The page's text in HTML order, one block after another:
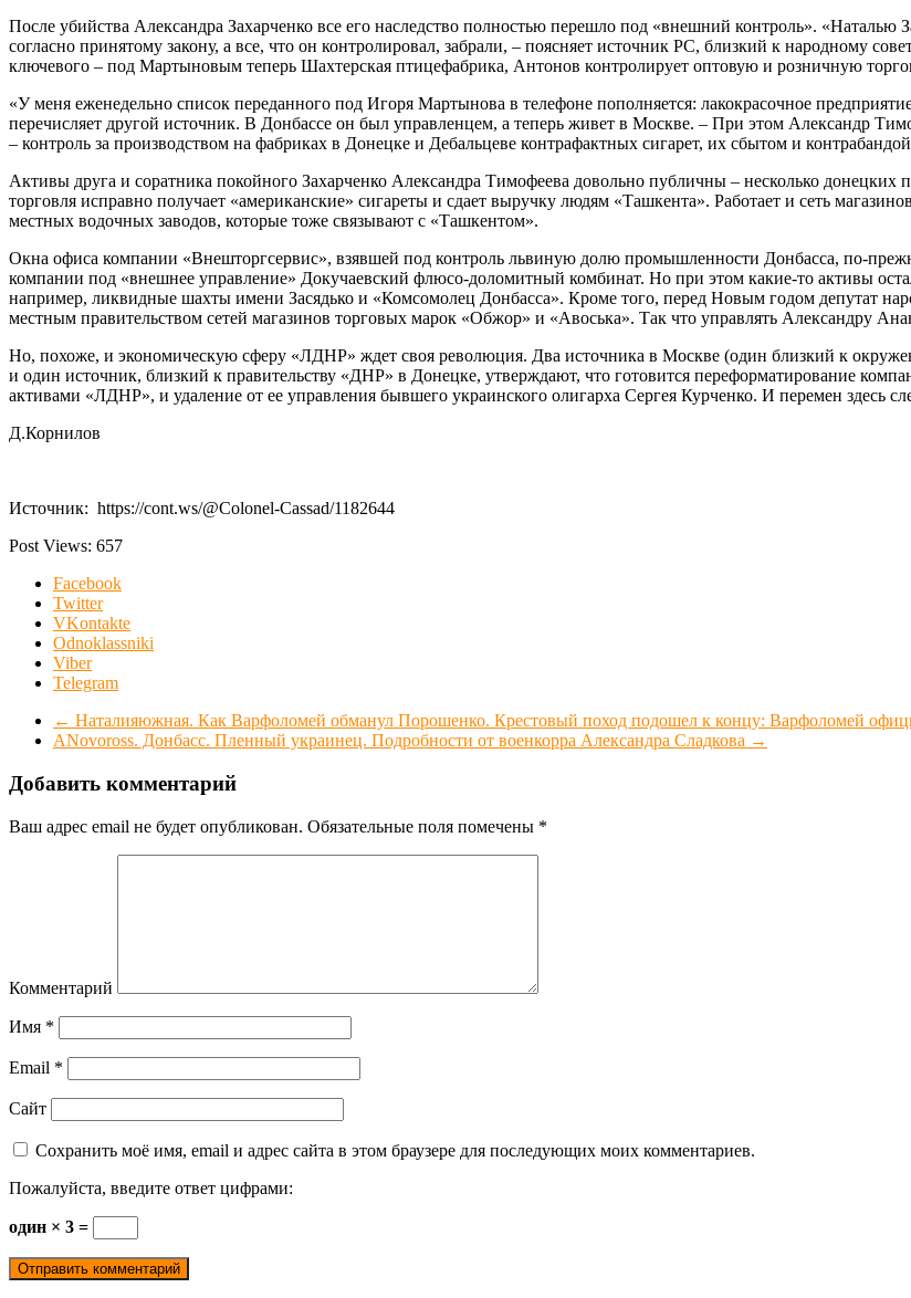
После убийства Александра Захарченко все его наследство полностью перешло под «внешний контроль». «Наталью
согласно принятому закону, а все, что он контролировал, забрали, – поясняет источник РС, близкий к народному
ключевого – под Мартыновым теперь Шахтерская птицефабрика, Антонов контролирует оптовую и розничную
«У меня еженедельно список переданного под Игоря Мартынова в телефоне пополняется: лакокрасочное
перечисляет другой источник. В Донбассе он был управленцем, а теперь живет в Москве. – При этом Александр
– контроль за производством на фабриках в Донецке и Дебальцеве контрафактных сигарет, их сбытом и
Активы друга и соратника покойного Захарченко Александра Тимофеева довольно публичны – несколько донецких
торговля исправно получает «американские» сигареты и сдает выручку людям «Ташкента». Работает и сеть
местных водочных заводов, которые тоже связывают с «Ташкентом».
Окна офиса компании «Внешторгсервис», взявшей под контроль львиную долю промышленности Донбасса, по-
компании под «внешнее управление» Докучаевский флюсо-доломитный комбинат. Но при этом какие-то активы
например, ликвидные шахты имени Засядько и «Комсомолец Донбасса». Кроме того, перед Новым годом депутат
местным правительством сетей магазинов торговых марок «Обжор» и «Авоська». Так что управлять Александру
Но, похоже, и экономическую сферу «ЛДНР» ждет своя революция. Два источника в Москве (один близкий к
и один источник, близкий к правительству «ДНР» в Донецке, утверждают, что готовится переформатирование
активами «ЛДНР», и удаление от ее управления бывшего украинского олигарха Сергея Курченко. И перемен здесь
Д.Корнилов
Источник: https://cont.ws/@Colonel-Cassad/1182644
Post Views: 657
Facebook
Twitter
VKontakte
Odnoklassniki
Viber
Telegram
← Наталияюжная. Как Варфоломей обманул Порошенко. Крестовый поход подошел к концу: Варфоломей
ANovoross. Донбасс. Пленный украинец. Подробности от военкорра Александра Сладкова →
Добавить комментарий
Ваш адрес email не будет опубликован. Обязательные поля помечены *
Комментарий
Имя *
Email *
Сайт
Сохранить моё имя, email и адрес сайта в этом браузере для последующих моих комментариев.
Пожалуйста, введите ответ цифрами:
один × 3 =